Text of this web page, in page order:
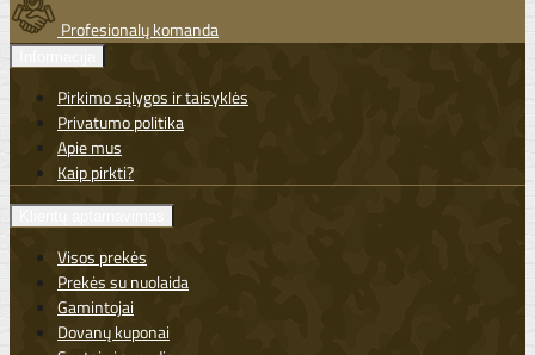
Profesionalų komanda
Pirkimo sąlygos ir taisyklės
Privatumo politika
Apie mus
Kaip pirkti?
Visos prekės
Prekės su nuolaida
Gamintojai
Dovanų kuponai